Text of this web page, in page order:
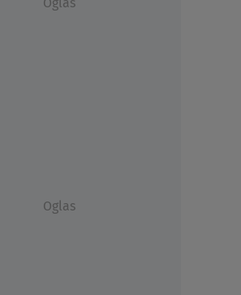
Oglas